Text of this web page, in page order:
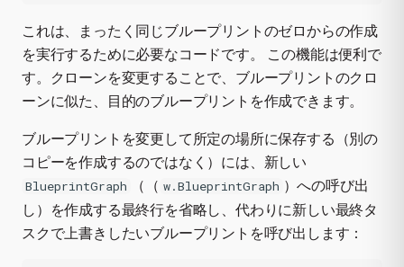
これは、まったく同じブループリントのゼロからの作成
を実行するために必要なコードです。 この機能は便利で
す。クローンを変更することで、ブループリントのクロ
ーンに似た、目的のブループリントを作成できます。
ブループリントを変更して所定の場所に保存する（別の
コピーを作成するのではなく）には、新しい
BlueprintGraph （（ w.BlueprintGraph ）への呼び出
し）を作成する最終行を省略し、代わりに新しい最終タ
スクで上書きしたいブループリントを呼び出します：